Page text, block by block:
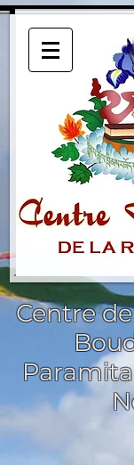
Centre